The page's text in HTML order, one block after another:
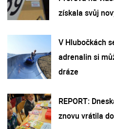
získala svůj
V Hlubočkách
adrenalin si
dráze
REPORT:
znovu vrátila